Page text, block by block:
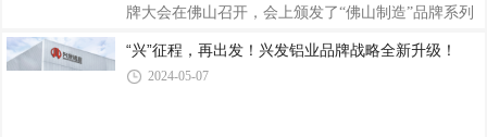
新控股集团有限公司和中国联塑集团控股有限公司分
见诸在国内外的建筑门窗幕墙系统、电子设备、机械
装备、轨道交通、航空、船舶等领域等场景或载
牌大会在佛山召开，会上颁发了“佛山制造”品牌系列
识产权创新品牌企业10强”、“佛山市匠心品质品牌企
业50强”称号。兴发铝业作为铝型材行业的龙头企
“兴”征程，再出发！兴发铝业品牌战略全新升级！
2024-05-07